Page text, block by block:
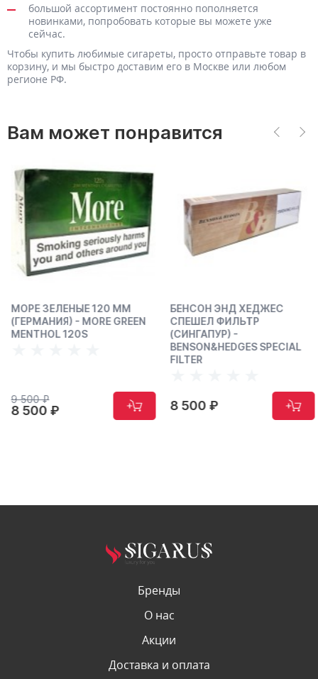
большой ассортимент постоянно пополняется
новинками, попробовать которые вы можете уже
сейчас.
Чтобы купить любимые сигареты, просто отправьте товар в
корзину, и мы быстро доставим его в Москве или любом
регионе РФ.
Вам может понравится
МОРЕ ЗЕЛЕНЫЕ 120 ММ
(ГЕРМАНИЯ) - MORE GREEN
MENTHOL 120S
9 500 ₽
8 500 ₽
БЕНСОН ЭНД ХЕДЖЕС
СПЕШЕЛ ФИЛЬТР
(СИНГАПУР) -
BENSON&HEDGES SPECIAL
FILTER
8 500 ₽
Бренды
О нас
Акции
Доставка и оплата